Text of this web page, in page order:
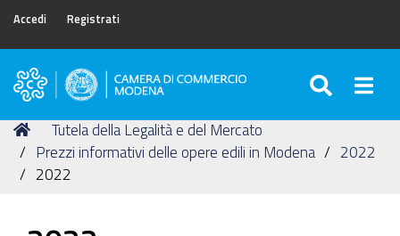
Accedi Registrati
Camera
Commercio
di
Modena
Tu
sei
qui:
Home
Tutela della Legalità e del Mercato
Prezzi informativi delle opere edili in Modena
2022
2022